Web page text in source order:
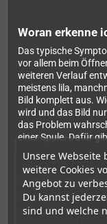
Unsere Webseite
weitere Cookies
Angebot zu
Du kannst
sind und welche
Woran erkenne
Das typische
vor allem beim
weiteren Verlauf
meistens lila,
Bild komplett aus.
wird und das Bild
das Problem
einer Spule. Dafür
Was ist im Preis
Der angegebene
neue LCD-Kabel